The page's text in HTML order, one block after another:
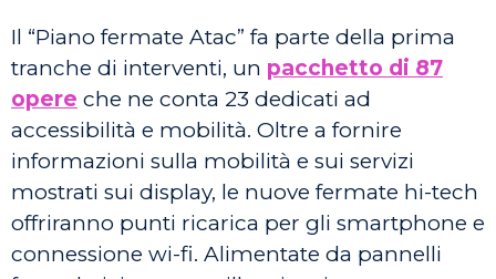
Il “Piano fermate Atac” fa parte della prima
tranche di interventi, un pacchetto di 87
opere che ne conta 23 dedicati ad
accessibilità e mobilità. Oltre a fornire
informazioni sulla mobilità e sui servizi
mostrati sui display, le nuove fermate hi-tech
offriranno punti ricarica per gli smartphone e
connessione wi-fi. Alimentate da pannelli